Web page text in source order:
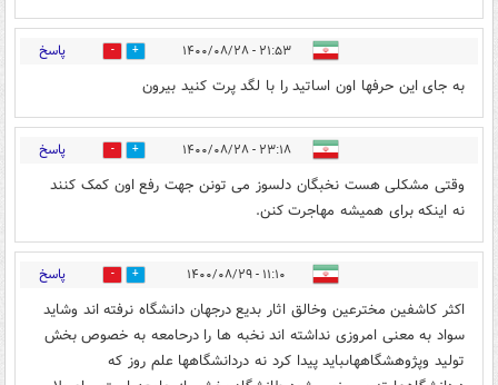
۲۱:۵۳ - ۱۴۰۰/۰۸/۲۸ 0 پاسخ
به جای این حرفها اون اساتید را با لگد پرت کنید بیرون
۲۳:۱۸ - ۱۴۰۰/۰۸/۲۸ 0 پاسخ
وقتی مشکلی هست نخبگان دلسوز می تونن جهت رفع اون کمک کنند
نه اینکه برای همیشه مهاجرت کنن.
۱۱:۱۰ - ۱۴۰۰/۰۸/۲۹ 0 پاسخ
اكثر كاشفين مخترعين وخالق اثار بديع درجهان دانشگاه نرفته اند وشايد
سواد به معنى امروزى نداشته اند نخبه ها را درحامعه به خصوص بخش
توليد وپژوهشگاههاىبايد پيدا كرد نه دردانشگاهها علم روز كه